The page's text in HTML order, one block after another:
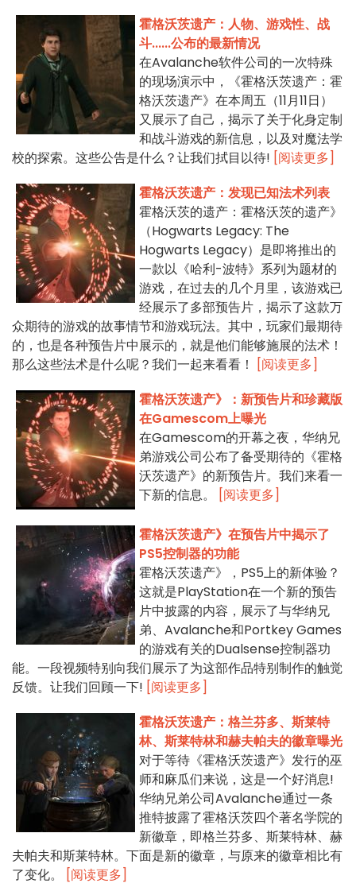
霍格沃茨遗产：人物、游戏性、战
斗......公布的最新情况
在Avalanche软件公司的一次特殊
的现场演示中，《霍格沃茨遗产：霍
格沃茨遗产》在本周五（11月11日）
又展示了自己，揭示了关于化身定制
和战斗游戏的新信息，以及对魔法学
校的探索。这些公告是什么？让我们拭目以待! [阅读更多]
霍格沃茨遗产：发现已知法术列表
霍格沃茨的遗产：霍格沃茨的遗产》
（Hogwarts Legacy: The
Hogwarts Legacy）是即将推出的
一款以《哈利-波特》系列为题材的
游戏，在过去的几个月里，该游戏已
经展示了多部预告片，揭示了这款万
众期待的游戏的故事情节和游戏玩法。其中，玩家们最期待
的，也是各种预告片中展示的，就是他们能够施展的法术！
那么这些法术是什么呢？我们一起来看看！
[阅读更多]
霍格沃茨遗产》：新预告片和珍藏版
在Gamescom上曝光
在Gamescom的开幕之夜，华纳兄
弟游戏公司公布了备受期待的《霍格
沃茨遗产》的新预告片。我们来看一
下新的信息。
[阅读更多]
霍格沃茨遗产》在预告片中揭示了
PS5控制器的功能
霍格沃茨遗产》，PS5上的新体验？
这就是PlayStation在一个新的预告
片中披露的内容，展示了与华纳兄
弟、Avalanche和Portkey Games
的游戏有关的Dualsense控制器功
能。一段视频特别向我们展示了为这部作品特别制作的触觉
反馈。让我们回顾一下! [阅读更多]
霍格沃茨遗产：格兰芬多、斯莱特
林、斯莱特林和赫夫帕夫的徽章曝光
对于等待《霍格沃茨遗产》发行的巫
师和麻瓜们来说，这是一个好消息!
华纳兄弟公司Avalanche通过一条
推特披露了霍格沃茨四个著名学院的
新徽章，即格兰芬多、斯莱特林、赫
夫帕夫和斯莱特林。下面是新的徽章，与原来的徽章相比有
了变化。
[阅读更多]